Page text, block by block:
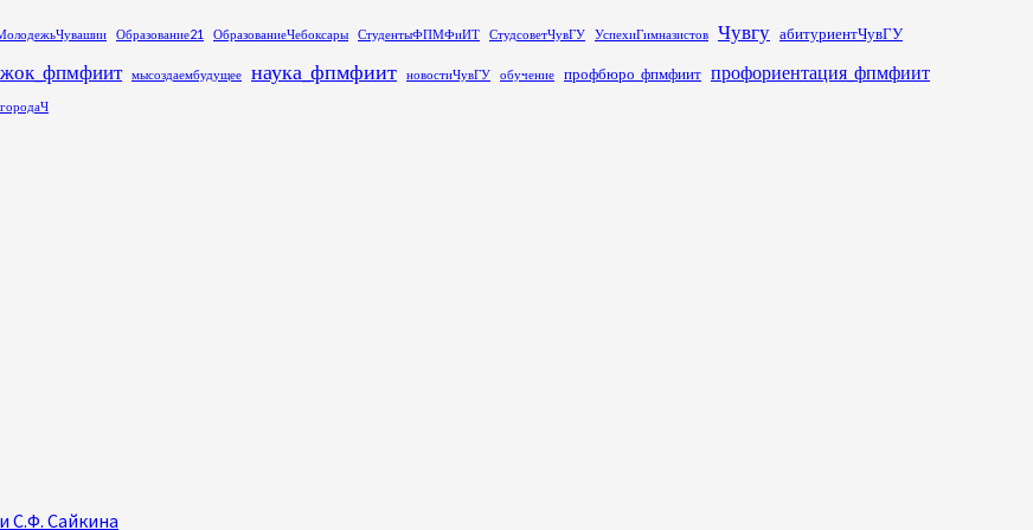
Образование21 ОбразованиеЧебоксары СтудентыФПМФиИТ СтудсоветЧувГУ УспехиГимназистов Чувгу абитуриентЧувГУ
мысоздаембудущее наука_фпмфиит новостиЧувГУ обучение профбюро_фпмфиит профориентация_фпмфиит
С.Ф. Сайкина